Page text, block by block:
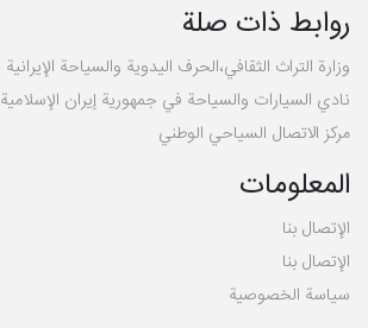
روابط ذات صلة
وزارة التراث الثقافي،الحرف اليدوية والسياحة الإيرانية
نادي السيارات والسياحة في جمهورية إيران الإسلامية
مركز الاتصال السياحي الوطني
المعلومات
الإتصال بنا
الإتصال بنا
سیاسة الخصوصية